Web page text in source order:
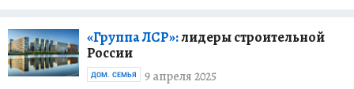
«Группа ЛСР»:лидеры строительной
России
9 апреля 2025
ДОМ. СЕМЬЯ